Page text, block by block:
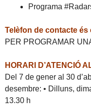
Programa
Telèfon de contacte és
PER PROGRAMAR
HORARI D’ATENCIÓ
Del 7 de gener al 30
desembre: • Dilluns,
13.30 h